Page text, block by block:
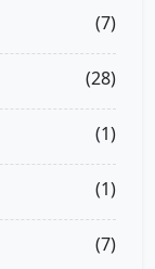
(7)
(28)
(1)
(1)
(7)